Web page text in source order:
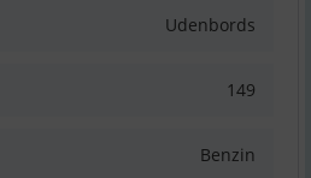
Udenbords
149
Benzin